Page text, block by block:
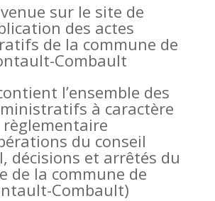
sur le site de
des actes
de la commune de
Combault
l’ensemble des
à caractère
règlementaire
du conseil
décisions et arrêtés du
de la commune de
Combault)